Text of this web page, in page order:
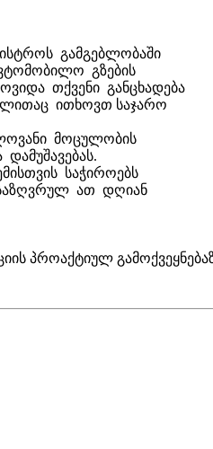
გამგებლობაში
გზების
თქვენი განცხადება
ითხოვთ საჯარო
მოცულობის
საჭიროებს
ათ დღიან
პროაქტიულ